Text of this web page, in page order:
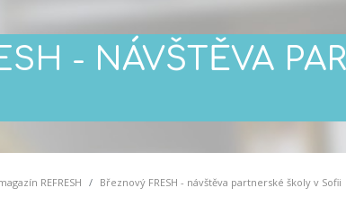
- NÁVŠTĚVA
REFRESH Březnový FRESH - návštěva partnerské školy v Sofii